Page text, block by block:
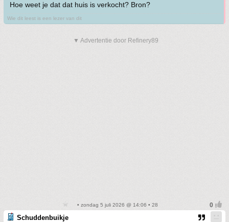
Hoe weet je dat dat huis is verkocht? Bron?
Wie dit leest is een lezer van dit
▼ Advertentie door Refinery89
• zondag 5 juli 2026 @ 14:06 • 28
Schuddenbuikje